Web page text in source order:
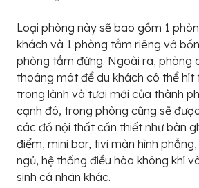
Loại phòng này sẽ bao gồm 1
khách và 1 phòng tắm riêng vớ
phòng tắm đứng. Ngoài ra, phòng
thoáng mát để du khách có thể hít
trong lành và tươi mới của thành
cạnh đó, trong phòng cũng sẽ
các đồ nội thất cần thiết như bàn
điểm, mini bar, tivi màn hình
ngủ, hệ thống điều hòa không khí
sinh cá nhân khác.